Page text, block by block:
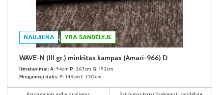
NAUJIENA YRA SANDĖLYJE
WAVE-N (III gr.) minkštas kampas (Amari-966) D
Išmatavimai: A: 94cm P: 267cm G: 192cm
Miegamoji dalis: P: 143cm I: 230cm